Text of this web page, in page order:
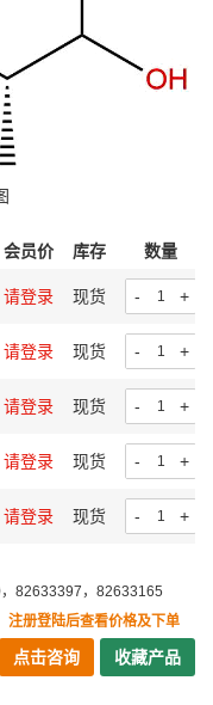
会员价 库存 数量
请登录 现货 - +
请登录 现货 - +
请登录 现货 - +
请登录 现货 - +
请登录 现货 - +
82633397，82633165
注册登陆后查看价格及下单
点击咨询 收藏产品